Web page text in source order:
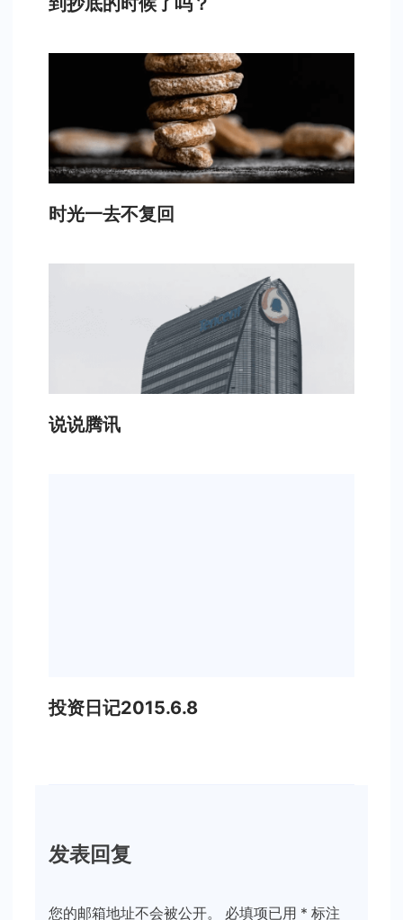
时光一去不复回
说说腾讯
投资日记2015.6.8
发表回复
您的邮箱地址不会被公开。 必填项已用 * 标注